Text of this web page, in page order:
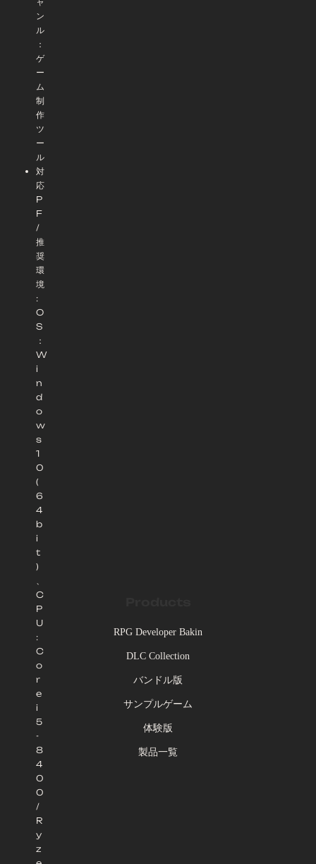
ン
ル
：
ゲ
ー
ム
制
作
ツ
ー
ル
対
応
P
F
/
推
奨
環
境
:
O
S
：
W
i
n
d
o
w
s
1
0
(
6
4
b
i
t
)
、
C
P
U
:
C
o
r
e
i
5
-
8
4
0
0
/
R
y
z
RPG Developer Bakin
DLC Collection
バンドル版
サンプルゲーム
体験版
製品一覧